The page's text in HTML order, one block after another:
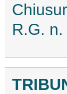
R.G.